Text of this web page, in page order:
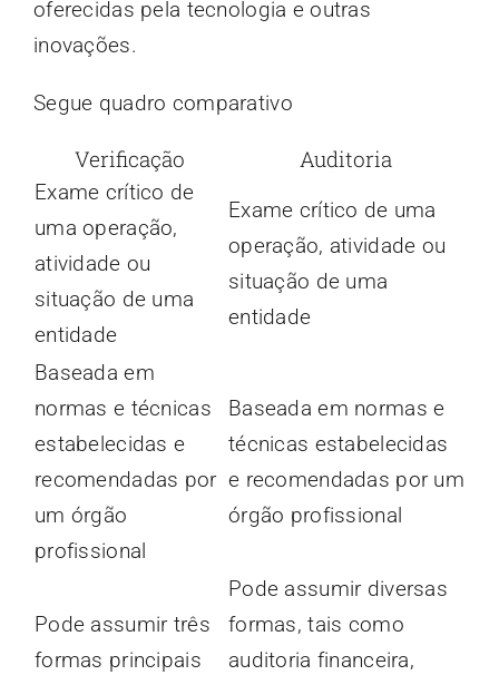
oferecidas pela tecnologia e outras
inovações.
Segue quadro comparativo
Verificação Auditoria
Exame crítico de
uma operação,
atividade ou
situação de uma
entidade
Exame crítico de uma
operação, atividade ou
situação de uma
entidade
Baseada em
normas e técnicas
estabelecidas e
recomendadas por
um órgão
profissional
Baseada em normas e
técnicas estabelecidas
e recomendadas por um
órgão profissional
Pode assumir três
formas principais
Pode assumir diversas
formas, tais como
auditoria financeira,